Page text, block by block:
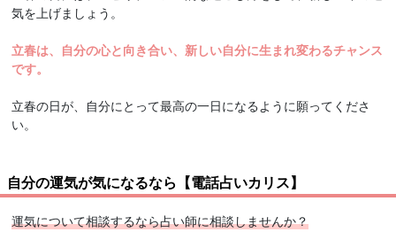
気を上げましょう。
立春は、自分の心と向き合い、新しい自分に生まれ変わるチャンス
です。
立春の日が、自分にとって最高の一日になるように願ってくださ
い。
自分の運気が気になるなら【電話占いカリス】
運気について相談するなら占い師に相談しませんか？